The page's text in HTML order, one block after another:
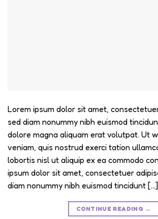
Lorem ipsum dolor sit amet,
sed diam nonummy nibh euismod
dolore magna aliquam erat volutpat. Ut
veniam, quis nostrud exerci tation
lobortis nisl ut aliquip ex ea commodo
ipsum dolor sit amet, consectetuer
diam nonummy nibh euismod tincidunt […]
CONTINUE READING →